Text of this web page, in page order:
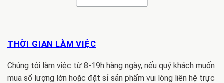
THỜI GIAN LÀM VIỆC
Chúng tôi làm việc từ 8-19h hàng ngày, nếu quý khách muốn
mua số lượng lớn hoặc đặt sỉ sản phẩm vui lòng liên hệ trực